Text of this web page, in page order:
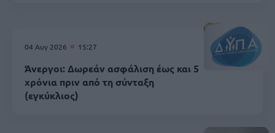
04 Αυγ 2026 15:27
Άνεργοι: Δωρεάν ασφάλιση έως και 5
χρόνια πριν από τη σύνταξη
(εγκύκλιος)